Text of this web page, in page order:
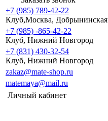
+7 (985) 789-42-22
Клуб,Москва, Добрынинская
+7 (985) -865-42-22
Клуб, Нижний Новгород
+7 (831) 430-32-54
Клуб, Нижний Новгород
zakaz@mate-shop.ru
matemaya@mail.ru
Личный кабинет